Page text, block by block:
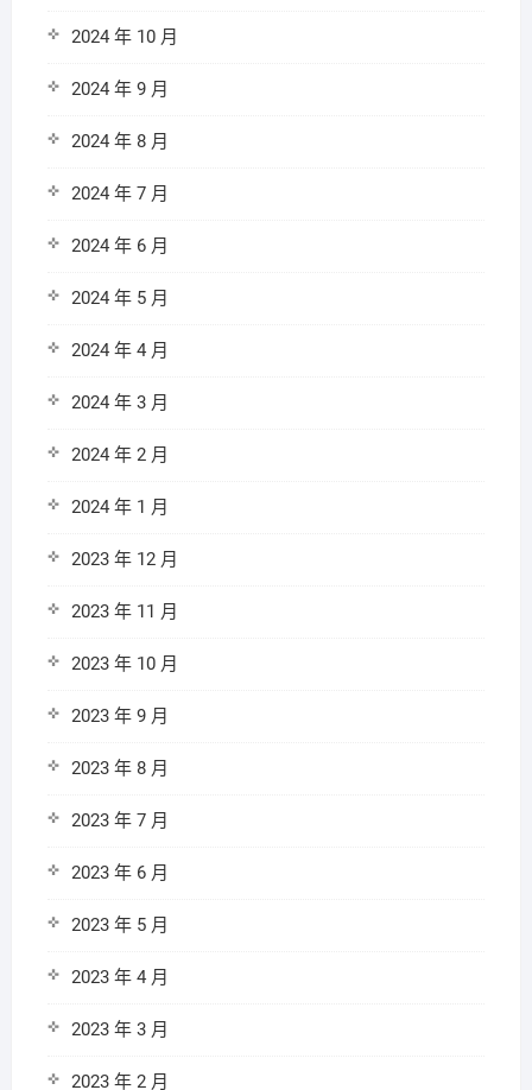
2024 年 10 月
2024 年 9 月
2024 年 8 月
2024 年 7 月
2024 年 6 月
2024 年 5 月
2024 年 4 月
2024 年 3 月
2024 年 2 月
2024 年 1 月
2023 年 12 月
2023 年 11 月
2023 年 10 月
2023 年 9 月
2023 年 8 月
2023 年 7 月
2023 年 6 月
2023 年 5 月
2023 年 4 月
2023 年 3 月
2023 年 2 月